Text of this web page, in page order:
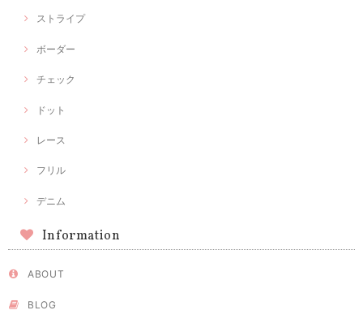
ストライプ
ボーダー
チェック
ドット
レース
フリル
デニム
Information
ABOUT
BLOG